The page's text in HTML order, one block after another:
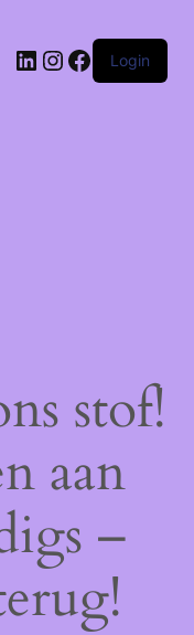
LinkedIn
Instagram
Facebook
Login
stof!
aan
–